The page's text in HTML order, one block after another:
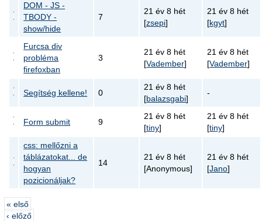
DOM - JS -
TBODY -
show/hide
7
21 év 8 hét
[zsepi]
21 év 8 hét
[kgyt]
Furcsa div
probléma
firefoxban
3
21 év 8 hét
[Vadember]
21 év 8 hét
[Vadember]
Segítség kellene! 0
21 év 8 hét
[balazsgabi]
-
Form submit 9
21 év 8 hét
[tiny]
21 év 8 hét
[tiny]
css: mellőzni a
táblázatokat... de
hogyan
pozicionáljak?
14
21 év 8 hét
[Anonymous]
21 év 8 hét
[Jano]
« első
‹ előző